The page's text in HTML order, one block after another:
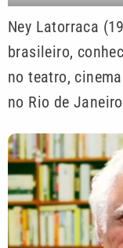
Ney Latorraca
brasileiro,
no teatro,
no Rio de